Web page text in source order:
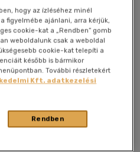
hogy az ízléséhez minél
figyelmébe ajánlani, arra kérjük,
cookie-kat a „Rendben” gomb
weboldalunk csak a weboldal
cookie-kat telepíti a
később is bármikor
További részletekért
Kft. adatkezelési
Rendben